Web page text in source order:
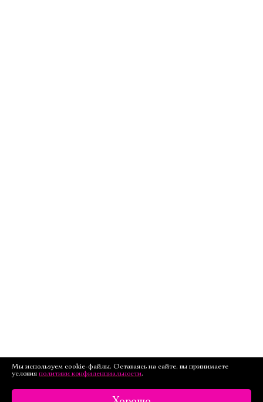
Мы используем cookie-файлы. Оставаясь на сайте, вы принимаете
условия политики конфиденциальности.